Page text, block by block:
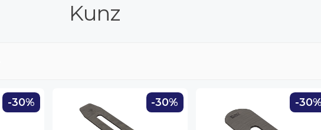
Kunz
-30% -30% -30%